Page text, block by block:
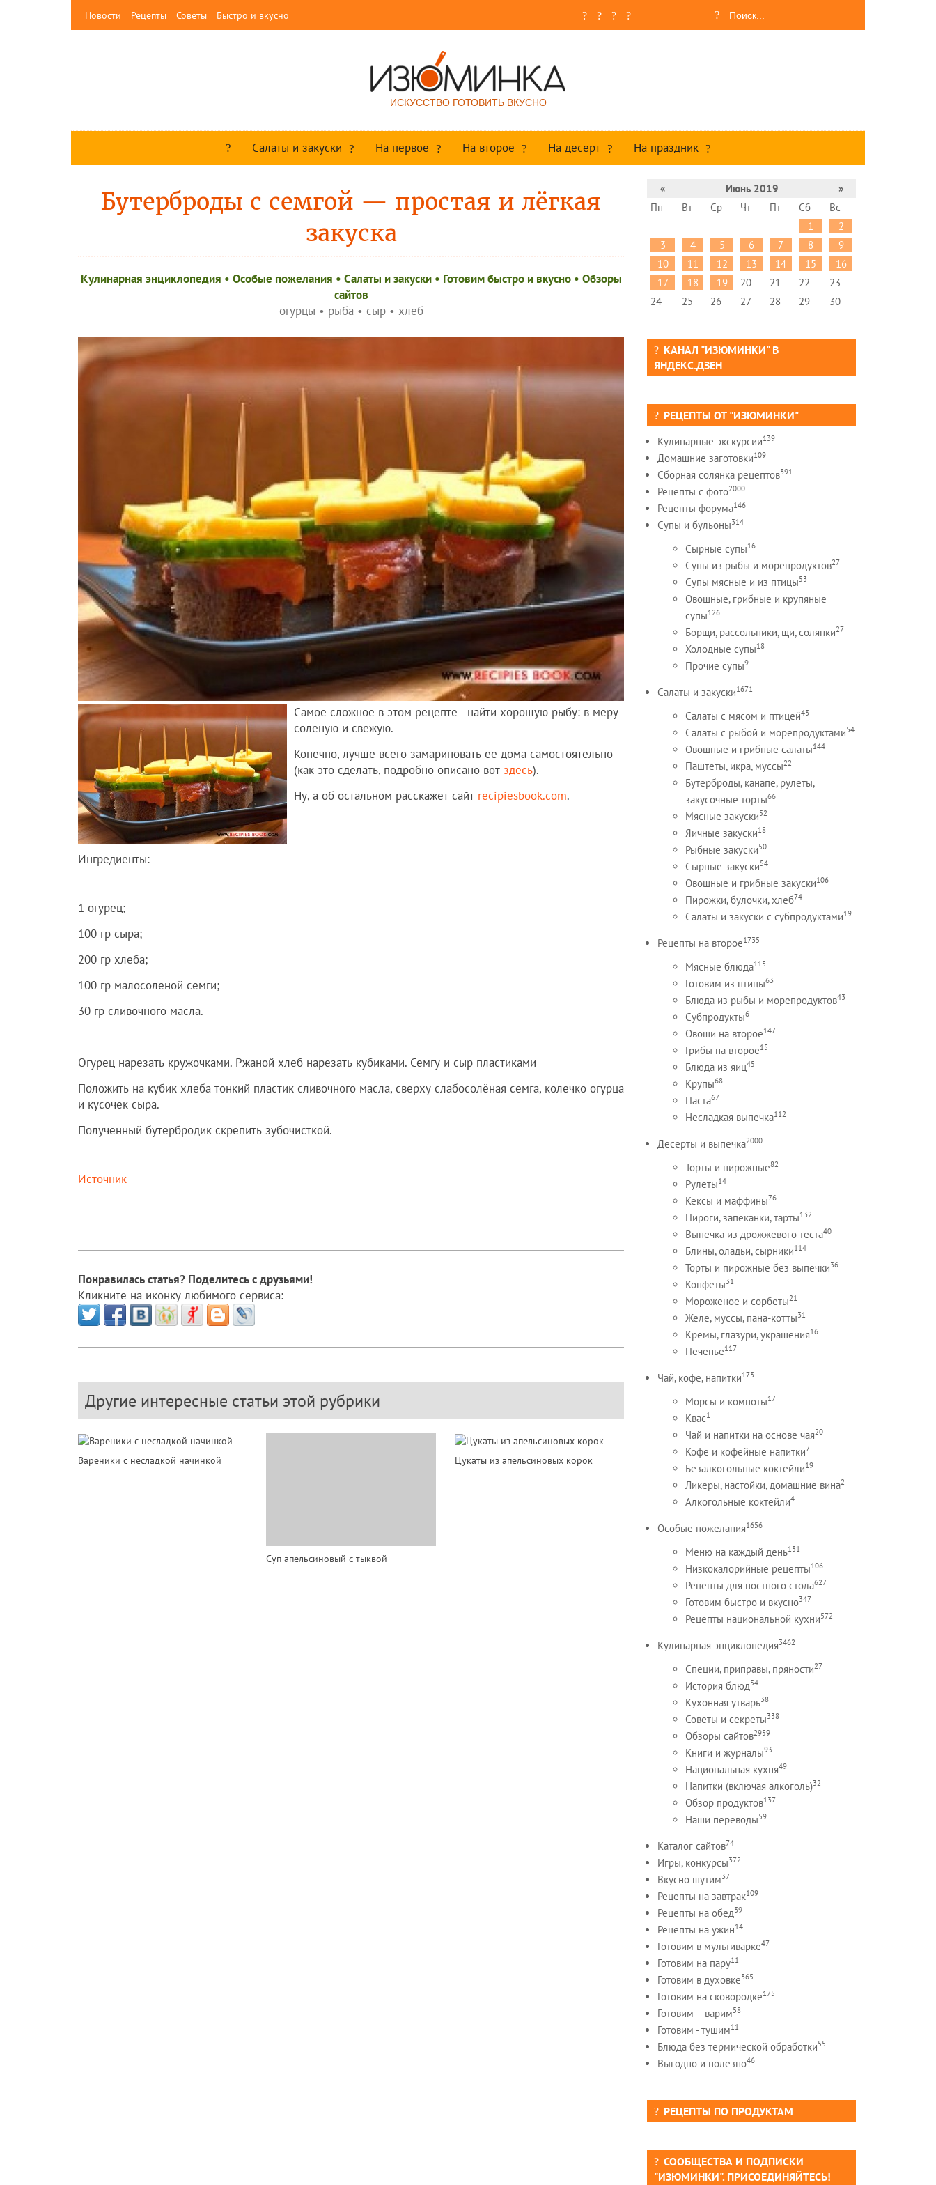
Новости Рецепты Советы Быстро и вкусно
ИСКУССТВО ГОТОВИТЬ ВКУСНО
Салаты и закуски На первое На второе На десерт На праздник
Бутерброды с семгой — простая и лёгкая
закуска
Кулинарная энциклопедия • Особые пожелания • Салаты и закуски• Готовим быстро и вкусно• Обзоры
сайтов
огурцы • рыба• сыр• хлеб
Самое сложное в этом рецепте - найти хорошую рыбу: в меру
соленую и свежую.
Конечно, лучше всего замариновать ее дома самостоятельно
(как это сделать, подробно описано вот здесь).
Ну, а об остальном расскажет сайт recipiesbook.com.
Ингредиенты:
1 огурец;
100 гр сыра;
200 гр хлеба;
100 гр малосоленой семги;
30 гр сливочного масла.
Огурец нарезать кружочками. Ржаной хлеб нарезать кубиками. Семгу и сыр пластиками
Положить на кубик хлеба тонкий пластик сливочного масла, сверху слабосолёная семга, колечко огурца
и кусочек сыра.
Полученный бутербродик скрепить зубочисткой.
Источник
Понравилась статья? Поделитесь с друзьями!
Кликните на иконку любимого сервиса:
Другие интересные статьи этой рубрики
Вареники с несладкой начинкой
Суп апельсиновый с тыквой
Цукаты из апельсиновых корок
« Июнь 2019
»
Пн
Вт Ср Чт Пт Сб
Вс
1
2
3
4 5 6 7 8
9
10
11 12 13 14 15
16
17
18 19 20 21 22
23
24
25 26 27 28 29 30
КАНАЛ "ИЗЮМИНКИ" В
ЯНДЕКС.ДЗЕН
РЕЦЕПТЫ ОТ "ИЗЮМИНКИ"
Кулинарные экскурсии139
Домашние заготовки109
Сборная солянка рецептов391
Рецепты c фото2000
Рецепты форума146
Супы и бульоны314
Сырные супы16
Супы из рыбы и морепродуктов27
Супы мясные и из птицы53
Овощные, грибные и крупяные
супы126
Борщи, рассольники, щи, солянки27
Холодные супы18
Прочие супы9
Салаты и закуски1671
Салаты с мясом и птицей43
Салаты с рыбой и морепродуктами54
Овощные и грибные салаты144
Паштеты, икра, муссы22
Бутерброды, канапе, рулеты,
закусочные торты66
Мясные закуски52
Яичные закуски18
Рыбные закуски50
Сырные закуски54
Овощные и грибные закуски106
Пирожки, булочки, хлеб74
Салаты и закуски с субпродуктами19
Рецепты на второе1735
Мясные блюда115
Готовим из птицы63
Блюда из рыбы и морепродуктов43
Субпродукты6
Овощи на второе147
Грибы на второе15
Блюда из яиц45
Крупы68
Паста67
Несладкая выпечка112
Десерты и выпечка2000
Торты и пирожные82
Рулеты14
Кексы и маффины76
Пироги, запеканки, тарты132
Выпечка из дрожжевого теста40
Блины, оладьи, сырники114
Торты и пирожные без выпечки36
Конфеты31
Мороженое и сорбеты21
Желе, муссы, пана-котты31
Кремы, глазури, украшения16
Печенье117
Чай, кофе, напитки173
Морсы и компоты17
Квас1
Чай и напитки на основе чая20
Кофе и кофейные напитки7
Безалкогольные коктейли19
Ликеры, настойки, домашние вина2
Алкогольные коктейли4
Особые пожелания1656
Меню на каждый день131
Низкокалорийные рецепты106
Рецепты для постного стола627
Готовим быстро и вкусно347
Рецепты национальной кухни572
Кулинарная энциклопедия3462
Специи, приправы, пряности27
История блюд54
Кухонная утварь38
Советы и секреты338
Обзоры сайтов2959
Книги и журналы93
Национальная кухня49
Напитки (включая алкоголь)32
Обзор продуктов137
Наши переводы59
Каталог сайтов74
Игры, конкурсы372
Вкусно шутим37
Рецепты на завтрак109
Рецепты на обед39
Рецепты на ужин14
Готовим в мультиварке47
Готовим на пару11
Готовим в духовке365
Готовим на сковородке175
Готовим – варим58
Готовим - тушим11
Блюда без термической обработки55
Выгодно и полезно46
РЕЦЕПТЫ ПО ПРОДУКТАМ
СООБЩЕСТВА И ПОДПИСКИ
"ИЗЮМИНКИ". ПРИСОЕДИНЯЙТЕСЬ!